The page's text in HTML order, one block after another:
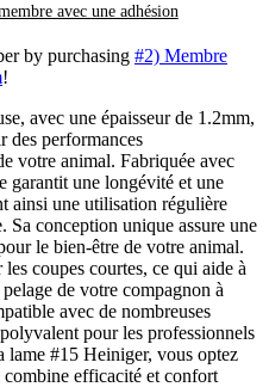
avec une adhésion
by purchasing #2) Membre
!
avec une épaisseur de 1.2mm,
des performances
votre animal. Fabriquée avec
garantit une longévité et une
ainsi une utilisation régulière
Sa conception unique assure une
le bien-être de votre animal.
coupes courtes, ce qui aide à
de votre compagnon à
avec de nombreuses
pour les professionnels
lame #15 Heiniger, vous optez
efficacité et confort